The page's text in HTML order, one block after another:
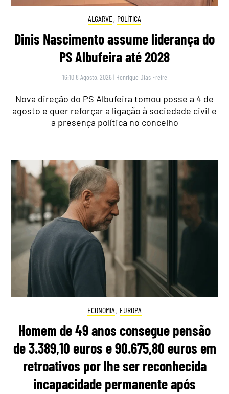
ALGARVE, POLÍTICA
Dinis Nascimento assume liderança do
PS Albufeira até 2028
16:10 8 Agosto, 2026 | Henrique Dias Freire
Nova direção do PS Albufeira tomou posse a 4 de
agosto e quer reforçar a ligação à sociedade civil e
a presença política no concelho
ECONOMIA , EUROPA
Homem de 49 anos consegue pensão
de 3.389,10 euros e 90.675,80 euros em
retroativos por lhe ser reconhecida
incapacidade permanente após